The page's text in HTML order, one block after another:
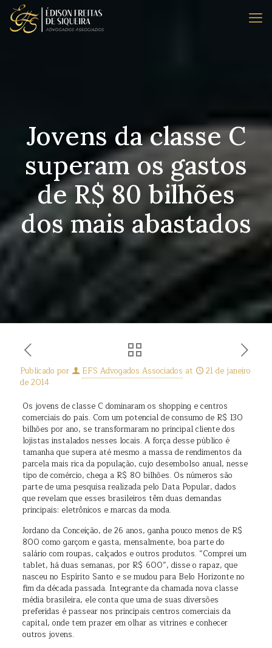
Jovens da classe C
superam os gastos
de R$ 80 bilhões
dos mais abastados
Publicado por EFS Advogados Associados at
21 de janeiro
de 2014
Os jovens de classe C dominaram os shopping e centros
comerciais do país. Com um potencial de consumo de R$ 130
bilhões por ano, se transformaram no principal cliente dos
lojistas instalados nesses locais. A força desse público é
tamanha que supera até mesmo a massa de rendimentos da
parcela mais rica da população, cujo desembolso anual, nesse
tipo de comércio, chega a R$ 80 bilhões. Os números são
parte de uma pesquisa realizada pelo Data Popular, dados
que revelam que esses brasileiros têm duas demandas
principais: eletrônicos e marcas da moda.
Jordano da Conceição, de 26 anos, ganha pouco menos de R$
800 como garçom e gasta, mensalmente, boa parte do
salário com roupas, calçados e outros produtos. “Comprei um
tablet, há duas semanas, por R$ 600”, disse o rapaz, que
nasceu no Espírito Santo e se mudou para Belo Horizonte no
fim da década passada. Integrante da chamada nova classe
média brasileira, ele conta que uma de suas diversões
preferidas é passear nos principais centros comerciais da
capital, onde tem prazer em olhar as vitrines e conhecer
outros jovens.